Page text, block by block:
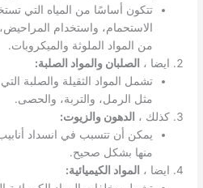
تتكون أساسًا من المياه التي
الاستحمام، واستخدام
من المواد الملوثة والميكروبات.
ايضا ، الصلبان والمواد الصلبة:
تشمل المواد الثقيلة والصلبة
مثل الرمل، والتربة، والحصى.
كذلك ، الدهون والزيوت:
يمكن أن تتسبب في انسداد
منها بشكل صحيح.
ايضا ، المواد الكيميائية: